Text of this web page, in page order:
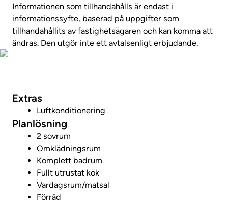
Informationen som tillhandahålls är endast i
informationssyfte, baserad på uppgifter som
tillhandahållits av fastighetsägaren och kan komma att
ändras. Den utgör inte ett avtalsenligt erbjudande.
Extras
Luftkonditionering
Planlösning
2 sovrum
Omklädningsrum
Komplett badrum
Fullt utrustat kök
Vardagsrum/matsal
Förråd